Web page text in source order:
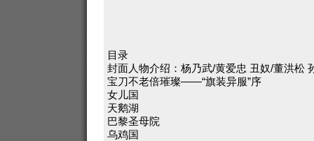
目录
封面人物介绍：杨乃武/黄爱忠 丑奴/董洪松
宝刀不老倍璀璨——“旗装异服”序
女儿国
天鹅湖
巴黎圣母院
乌鸡国